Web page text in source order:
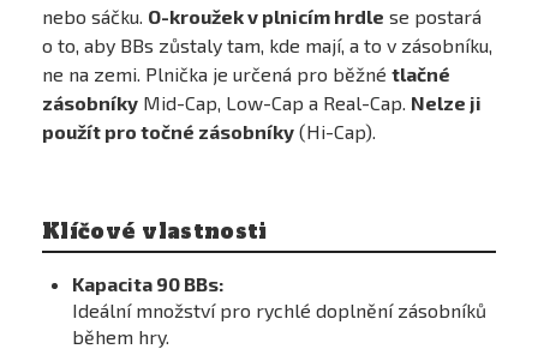
nebo sáčku. O-kroužek v plnicím hrdle se postará
o to, aby BBs zůstaly tam, kde mají, a to v zásobníku,
ne na zemi. Plnička je určená pro běžné tlačné
zásobníky Mid-Cap, Low-Cap a Real-Cap. Nelze ji
použít pro točné zásobníky (Hi-Cap).
Klíčové vlastnosti
Kapacita 90 BBs:
Ideální množství pro rychlé doplnění zásobníků
během hry.